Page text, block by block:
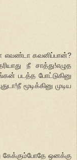
எவண்டா கவனிப்பான்?
நீ சாத்து!எழுத
படத்த போட்டுகினு
மூடிக்கினு முடிய
ஒனக்கு